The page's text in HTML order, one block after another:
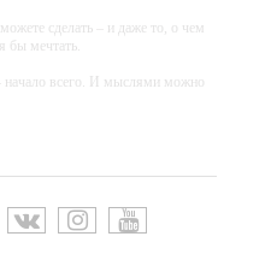
сделать – и даже то, о чем
бы мечтать.
всего. И мыслями можно
к мечте. Живите той жизнью,
придумали.
ум. Самая большая нищета —
пугающий — самолюбование.